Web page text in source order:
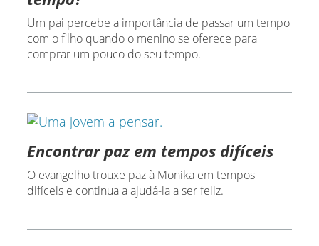
Um pai percebe a importância de passar um tempo
com o filho quando o menino se oferece para
comprar um pouco do seu tempo.
Encontrar paz em tempos difíceis
O evangelho trouxe paz à Monika em tempos
difíceis e continua a ajudá-la a ser feliz.